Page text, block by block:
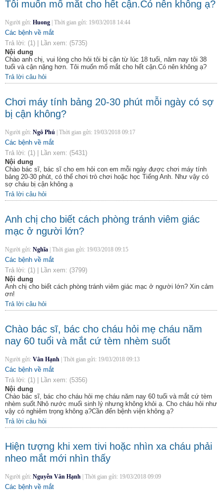
Tôi muốn mổ mắt cho hết cận.Có nên không ạ?
Người gửi: Huong | Thời gian gửi: 19/03/2018 14:44
Các bệnh về mắt
Trả lời: (1) | Lần xem: (5735)
Nội dung
Chào anh chị, vui lòng cho hỏi tôi bị cận từ lúc 18 tuổi, năm nay tôi 38
tuổi và cận nặng hơn. Tôi muốn mổ mắt cho hết cận.Có nên không ạ?
Trả lời câu hỏi
Chơi máy tính bảng 20-30 phút mỗi ngày có sợ
bị cận không?
Người gửi: Ngô Phú | Thời gian gửi: 19/03/2018 09:17
Các bệnh về mắt
Trả lời: (1) | Lần xem: (5431)
Nội dung
Chào bác sĩ, bác sĩ cho em hỏi con em mỗi ngày được chơi máy tính
bảng 20-30 phút, có thể chơi trò chơi hoặc học Tiếng Anh. Như vậy có
sợ cháu bị cận không ạ
Trả lời câu hỏi
Anh chị cho biết cách phòng tránh viêm giác
mạc ở người lớn?
Người gửi: Nghĩa | Thời gian gửi: 19/03/2018 09:15
Các bệnh về mắt
Trả lời: (1) | Lần xem: (3799)
Nội dung
Anh chị cho biết cách phòng tránh viêm giác mạc ở người lớn? Xin cảm
ơn!
Trả lời câu hỏi
Chào bác sĩ, bác cho cháu hỏi mẹ cháu năm
nay 60 tuổi và mắt cứ tèm nhèm suốt
Người gửi: Vân Hạnh | Thời gian gửi: 19/03/2018 09:13
Các bệnh về mắt
Trả lời: (1) | Lần xem: (5356)
Nội dung
Chào bác sĩ, bác cho cháu hỏi mẹ cháu năm nay 60 tuổi và mắt cứ tèm
nhèm suốt.Nhỏ nước muối sinh lý nhưng không khỏi ạ. Cho cháu hỏi như
vậy có nghiêm trọng không ạ?Cần đến bệnh viện không ạ?
Trả lời câu hỏi
Hiện tượng khi xem tivi hoặc nhìn xa cháu phải
nheo mắt mới nhìn thấy
Người gửi: Nguyễn Vân Hạnh | Thời gian gửi: 19/03/2018 09:09
Các bệnh về mắt